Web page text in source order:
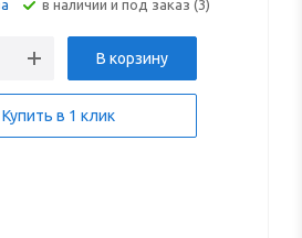
В наличии и под заказ (3)
В корзину
Купить в 1 клик